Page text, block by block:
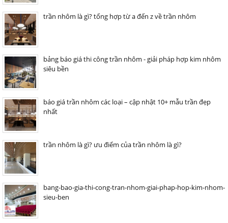
trần nhôm là gì? tổng hợp từ a đến z về trần nhôm
bảng báo giá thi công trần nhôm - giải pháp hợp kim nhôm
siêu bền
báo giá trần nhôm các loại – cập nhật 10+ mẫu trần đẹp
nhất
trần nhôm là gì? ưu điểm của trần nhôm là gì?
bang-bao-gia-thi-cong-tran-nhom-giai-phap-hop-kim-nhom-
sieu-ben